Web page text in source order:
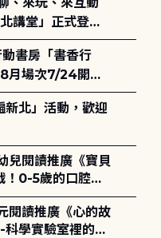
講堂」正式登
月場次7/24開始
兒閱讀推廣《寶貝
！0-5歲的口腔照
閱讀推廣《心的故
學實驗室裡的放